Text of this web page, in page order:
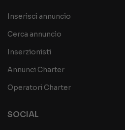
Inserisci annuncio
Cerca annuncio
Inserzionisti
Annunci Charter
Operatori Charter
SOCIAL